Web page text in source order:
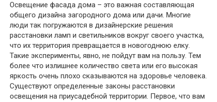
Освещение фасада дома – это важная составляющая
общего дизайна загородного дома или дачи. Многие
люди так погружаются в дизайнерские решения
расстановки ламп и светильников вокруг своего участка,
что их территория превращается в новогоднюю елку.
Такие эксперименты, явно, не пойдут вам на пользу. Тем
более что излишнее количество света или его высокая
яркость очень плохо сказываются на здоровье человека.
Существуют определенные законы расстановки
освещения на приусадебной территории. Первое, что вам